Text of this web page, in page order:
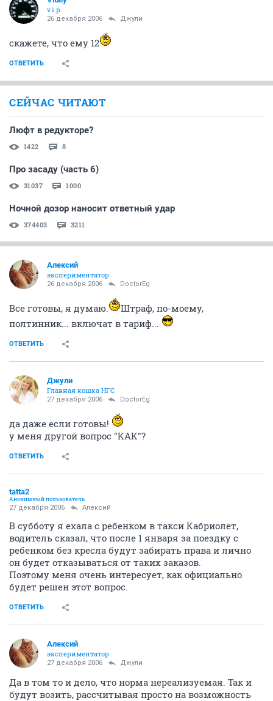
v.i.p.
26 декабря 2006 Джули
скажете, что ему 12
ОТВЕТИТЬ
СЕЙЧАС ЧИТАЮТ
Люфт в редукторе?
1422 8
Про засаду (часть 6)
31037 1000
Ночной дозор наносит ответный удар
374403 3211
Алексий
экспериментатор
26 декабря 2006 DoctorEg
Все готовы, я думаю.
Штраф, по-моему,
полтинник... включат в тариф...
ОТВЕТИТЬ
Джули
Главная кошка НГС
27 декабря 2006 DoctorEg
да даже если готовы!
у меня другой вопрос "КАК"?
ОТВЕТИТЬ
tatta2
Анонимный пользователь
27 декабря 2006 Алексий
В субботу я ехала с ребенком в такси Кабриолет,
водитель сказал, что после 1 января за поездку с
ребенком без кресла будут забирать права и лично
он будет отказываться от таких заказов.
Поэтому меня очень интересует, как официально
будет решен этот вопрос.
ОТВЕТИТЬ
Алексий
экспериментатор
27 декабря 2006 Джули
Да в том то и дело, что норма нереализуемая. Так и
будут возить, рассчитывая просто на возможность